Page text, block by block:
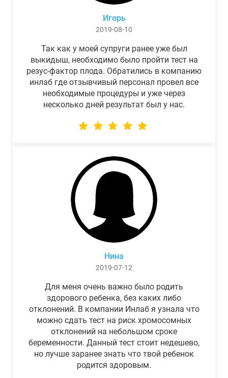
Игорь
2019-08-10
Так как у моей супруги ранее уже был
выкидыш, необходимо было пройти тест на
резус-фактор плода. Обратились в компанию
инлаб где отзывчивый персонал провел все
необходимые процедуры и уже через
несколько дней результат был у нас.
Нина
2019-07-12
Для меня очень важно было родить
здорового ребенка, без каких либо
отклонений. В компании Инлаб я узнала что
можно сдать тест на риск хромосомных
отклонений на небольшом сроке
беременности. Данный тест стоит недешево,
но лучше заранее знать что твой ребенок
родится здоровым.